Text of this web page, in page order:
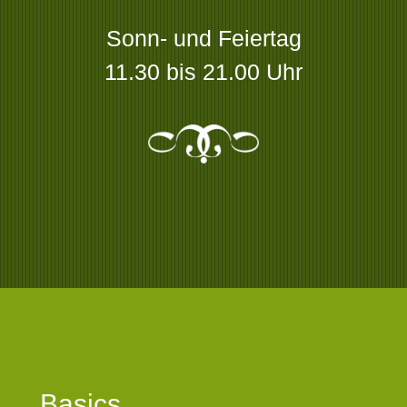
Sonn- und Feiertag
11.30 bis 21.00 Uhr